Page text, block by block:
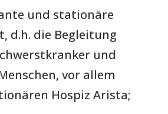
und stationäre
d.h. die Begleitung
und
vor allem
Hospiz Arista;